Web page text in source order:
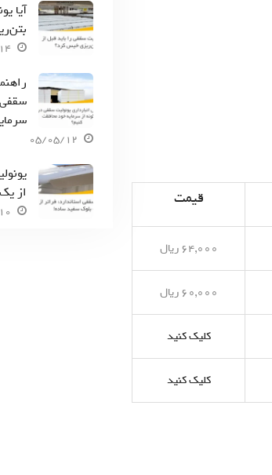
قیمت
۶۴,۰۰۰ ریال
۶۰,۰۰۰ ریال
کلیک کنید
کلیک کنید
آیا
سقفی
05/05/12
از